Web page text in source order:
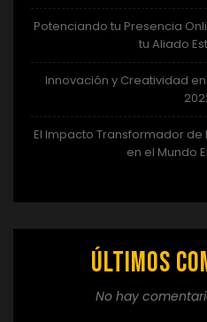
Potenciando tu Presencia
tu Aliado
Innovación y Creatividad
El Impacto Transformador
en el Mundo
Últimos
No hay